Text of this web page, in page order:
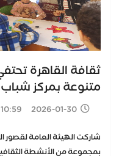
ثقافة القاهرة
متنوعة بمركز شباب
2026-01-30 10:59 PM
شاركت الهيئة العامة لقصور
بمجموعة من الأنشطة